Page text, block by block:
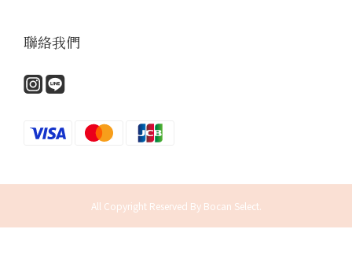
聯絡我們
All Copyright Reserved By Bocan Select.